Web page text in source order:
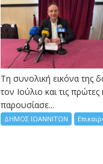
Τη συνολική εικόνα της
τον Ιούλιο και τις
παρουσίασε...
ΔΗΜΟΣ ΙΩΑΝΝΙΤΩΝ